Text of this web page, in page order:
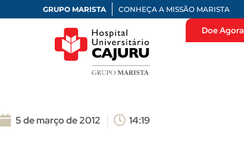
GRUPO MARISTA CONHEÇA A MISSÃO MARISTA
Doe Agora
5 de março de 2012 14:19